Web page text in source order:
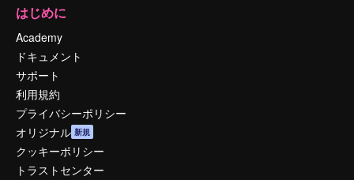
はじめに
Academy
ドキュメント
サポート
利用規約
プライバシーポリシー
オリジナル 新規
クッキーポリシー
トラストセンター